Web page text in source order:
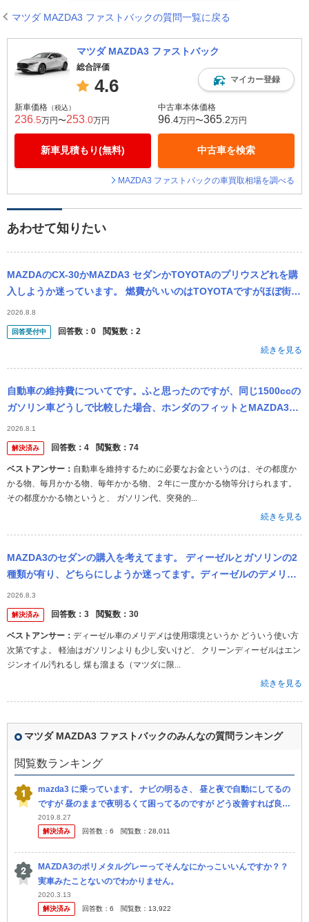
マツダ MAZDA3 ファストバックの質問一覧に戻る
マツダ MAZDA3 ファストバック
総合評価
4.6 マイカー登録
新車価格 （税込）
236 .5万円〜253 .0万円
新車見積もり(無料)
中古車本体価格
96 .4万円〜365 .2万円
中古車を検索
MAZDA3 ファストバックの車買取相場を調べる
あわせて知りたい
MAZDAのCX-30かMAZDA3 セダンかTOYOTAのプリウスどれを購
入しようか迷っています。 燃費がいいのはTOYOTAですがほぼ街乗
りのため、そんなに燃費は気にしなくてもいいのかなと思...
2026.8.8
回答受付中 回答数： 0 閲覧数： 2
続きを見る
自動車の維持費についてです。ふと思ったのですが、同じ1500ccの
ガソリン車どうしで比較した場合、ホンダのフィットとMAZDA3と
ではどれくらい差がありますか？
2026.8.1
解決済み 回答数： 4 閲覧数： 74
ベストアンサー： 自動車を維持するために必要なお金というのは、その都度か
かる物、毎月かかる物、毎年かかる物、２年に一度かかる物等分けられます。
その都度かかる物というと、 ガソリン代、突発的...
続きを見る
MAZDA3のセダンの購入を考えてます。 ディーゼルとガソリンの2
種類が有り、どちらにしようか迷ってます。ディーゼルのデメリッ
トやメリットを教えて欲しいです。
2026.8.3
解決済み 回答数： 3 閲覧数： 30
ベストアンサー： ディーゼル車のメリデメは使用環境というか どういう使い方
次第ですよ。 軽油はガソリンよりも少し安いけど、 クリーンディーゼルはエン
ジンオイル汚れるし 煤も溜まる（マツダに限...
続きを見る
マツダ MAZDA3 ファストバックのみんなの質問ランキング
閲覧数ランキング
mazda3 に乗っています。 ナビの明るさ、 昼と夜で自動にしてるの
ですが 昼のままで夜明るくて困ってるのですが どう改善すれば良い
か教えてください。 よろしくお願いします。
2019.8.27
解決済み
回答数： 6 閲覧数： 28,011
MAZDA3のポリメタルグレーってそんなにかっこいいんですか？？
実車みたことないのでわかりません。
2020.3.13
解決済み
回答数： 6 閲覧数： 13,922